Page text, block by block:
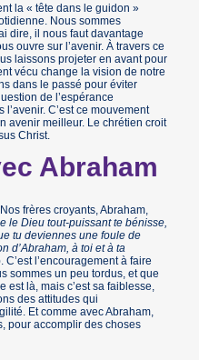
la « tête dans le guidon »
Nous sommes
dire, il nous faut davantage
ouvre sur l’avenir. À travers ce
laissons projeter en avant pour
vécu change la vision de notre
dans le passé pour éviter
de l’espérance
C’est ce mouvement
avenir meilleur. Le chrétien croit
Christ.
Abraham
frères croyants, Abraham,
le Dieu tout-puissant te bénisse,
tu deviennes une foule de
d’Abraham, à toi et à ta
C’est l’encouragement à faire
sommes un peu tordus, et que
est là, mais c’est sa faiblesse,
des attitudes qui
Et comme avec Abraham,
pour accomplir des choses